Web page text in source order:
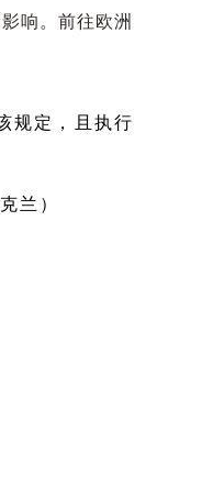
响。前往欧洲
规定，且执行
兰）